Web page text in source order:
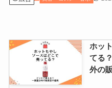
ホッ
てる
外の